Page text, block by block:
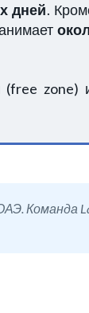
дней.
(free
Команда